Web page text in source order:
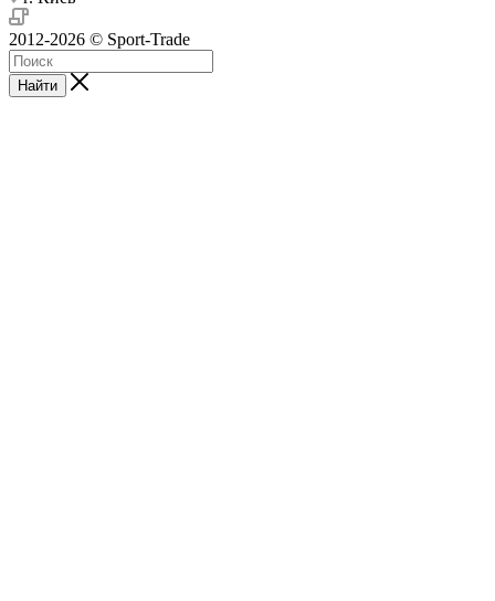
2012-2026 © Sport-Trade
Найти